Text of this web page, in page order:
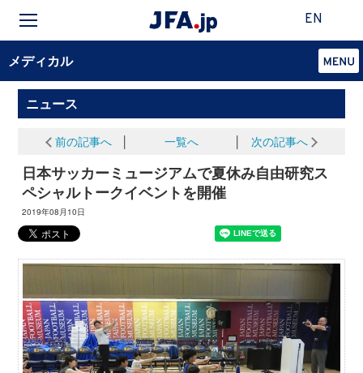
EN
メディカル
ニュース
前の記事へ 一覧へ 次の記事へ
日本サッカーミュージアムで夏休み自由研究ス
ペシャルトークイベントを開催
2019年08月10日